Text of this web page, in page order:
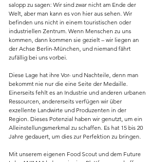
salopp zu sagen: Wir sind zwar nicht am Ende der
Welt, aber man kann es von hier aus sehen. Wir
befinden uns nicht in einem touristischen oder
industriellen Zentrum. Wenn Menschen zu uns
kommen, dann kommen sie gezielt – wir liegen an
der Achse Berlin-München, und niemand fährt
zufällig bei uns vorbei.
Diese Lage hat ihre Vor- und Nachteile, denn man
bekommt nie nur die eine Seite der Medaille.
Einerseits fehlt es an Industrie und anderen urbanen
Ressourcen, andererseits verfügen wir über
exzellente Landwirte und Produzenten in der
Region. Dieses Potenzial haben wir genutzt, um ein
Alleinstellungsmerkmal zu schaffen. Es hat 15 bis 20
Jahre gedauert, um dies zur Perfektion zu bringen.
Mit unserem eigenen Food Scout und dem Future